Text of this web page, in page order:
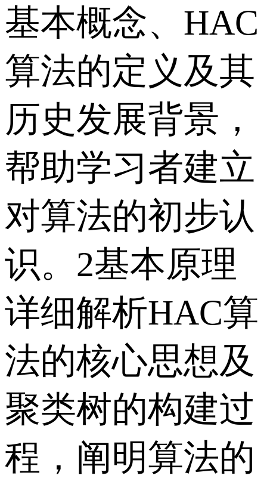
基本概念、HAC
算法的定义及其
历史发展背景，
帮助学习者建立
对算法的初步认
识。2基本原理
详细解析HAC算
法的核心思想及
聚类树的构建过
程，阐明算法的